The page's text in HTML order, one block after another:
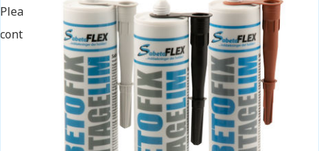
Please accept marketing cookiesto view this YouTube
content.